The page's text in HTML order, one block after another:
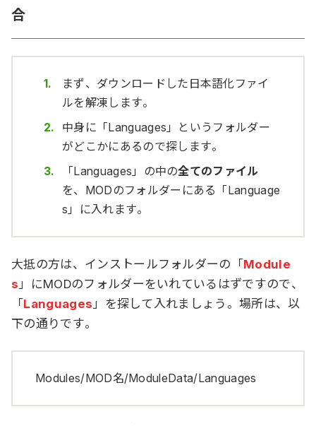
合
まず、ダウンロードした日本語化ファイ
ルを解凍します。
中身に「Languages」というフォルダー
がどこかにあるので探します。
「Languages」の中の全てのファイル
を、MODのフォルダーにある「Language
s」に入れます。
大抵の方は、インストールフォルダーの「Module
s」にMODのフォルダーをいれているはずですので、
「Languages」を探して入れましょう。場所は、以
下の通りです。
Modules/MOD名/ModuleData/Languages